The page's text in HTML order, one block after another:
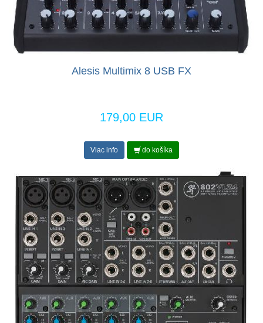
Alesis Multimix 8 USB FX
179,00 EUR
Viac info do košíka